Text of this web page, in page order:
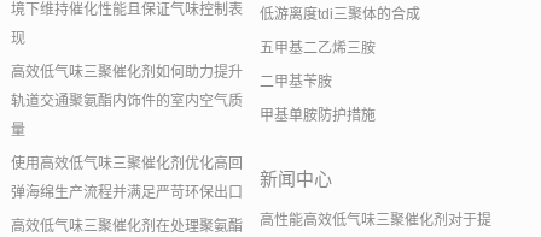
境下维持催化性能且保证气味控制表
现
高效低气味三聚催化剂如何助力提升
轨道交通聚氨酯内饰件的室内空气质
量
使用高效低气味三聚催化剂优化高回
弹海绵生产流程并满足严苛环保出口
高效低气味三聚催化剂在处理聚氨酯
低游离度tdi三聚体的合成
五甲基二乙烯三胺
二甲基苄胺
甲基单胺防护措施
新闻中心
高性能高效低气味三聚催化剂对于提